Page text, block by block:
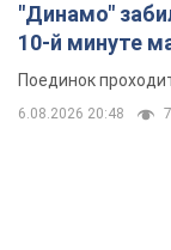
"Динамо"
10-й минуте
Поединок
6.08.2026 20:48